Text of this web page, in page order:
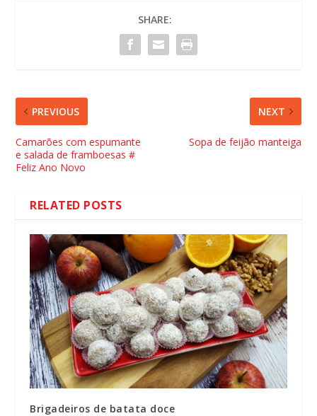
SHARE:
PREVIOUS
Camarões com espumante
e salada de framboesas #
Feliz Ano Novo
NEXT
Sopa de feijão manteiga
RELATED POSTS
Brigadeiros de batata doce